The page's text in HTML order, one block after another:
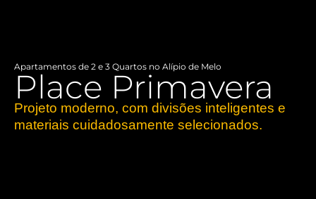
Apartamentos de 2 e 3 Quartos no Alípio de Melo
Place Primavera
Projeto moderno, com divisões inteligentes e
materiais cuidadosamente selecionados.